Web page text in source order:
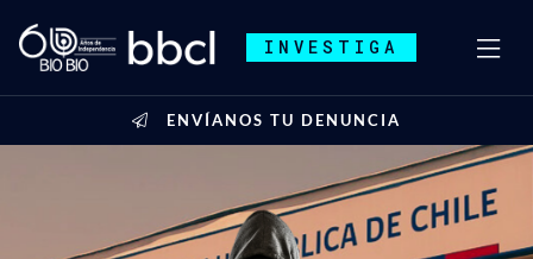
INVESTIGA
ENVÍANOS TU DENUNCIA